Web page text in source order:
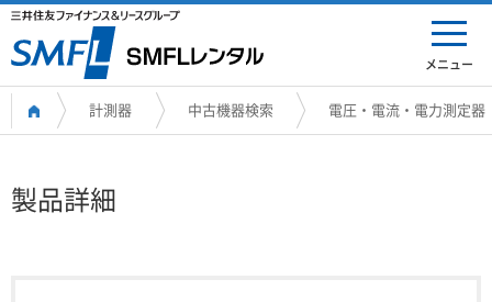
メニュー
計測器 中古機器検索 電圧・電流・電力測定器
製品詳細